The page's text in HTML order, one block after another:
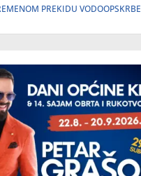
PREKIDU VODOOPSKRBE